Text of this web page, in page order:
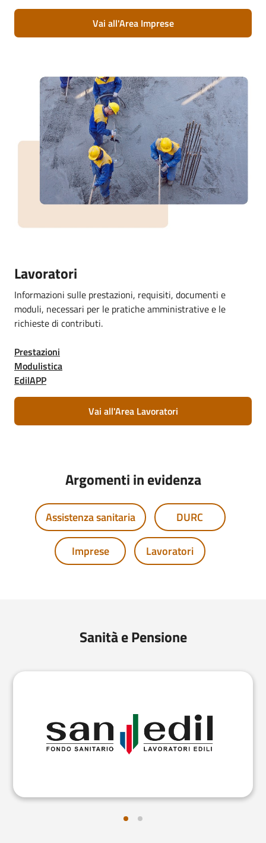
Vai all'Area Imprese
Lavoratori
Informazioni sulle prestazioni, requisiti, documenti e
moduli, necessari per le pratiche amministrative e le
richieste di contributi.
Prestazioni
Modulistica
EdilAPP
Vai all'Area Lavoratori
Argomenti in evidenza
Assistenza sanitaria DURC
Imprese Lavoratori
Sanità e Pensione